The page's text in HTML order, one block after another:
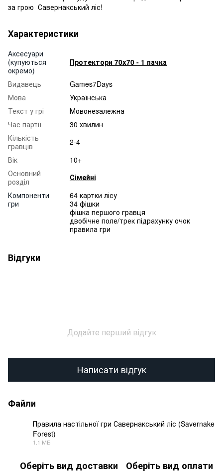
за грою Савернакський ліс!
Характеристики
Аксесуари
(купуються
окремо)
Протектори 70x70 - 1 пачка
Видавець
Games7Days
Мова
Українська
Текст у грі
Мовонезалежна
Час партії
30 хвилин
Кількість
гравців
2-4
Вік
10+
Основний
розділ
Сімейні
Компоненти
гри
64 картки лісу
34 фішки
фішка першого гравця
двобічне поле/трек підрахунку очок
правила гри
Відгуки
Додайте перший відгук
Написати відгук
Файли
Правила настільної гри Савернакський ліс (Savernake
Forest)
1.1 МБ
Оберіть вид доставки Оберіть вид оплати